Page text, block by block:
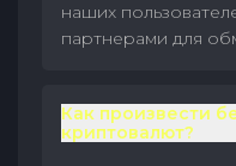
наших
партнерами для
Как произвести
криптовалют?